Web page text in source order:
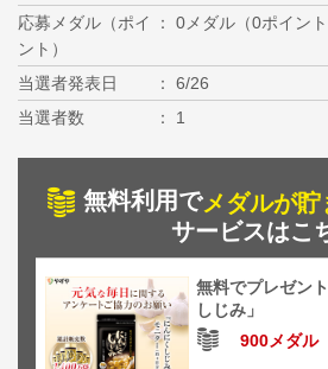
応募メダル（ポイ
ント）
0メダル（0ポイント
当選者発表日
6/26
当選者数
1
無料利用でメダルが貯
サービスはこ
無料でプレゼン
しじみ」
900メダル